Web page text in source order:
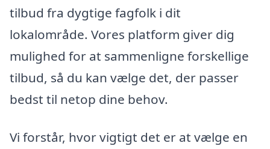
tilbud fra dygtige fagfolk i dit
lokalområde. Vores platform giver dig
mulighed for at sammenligne forskellige
tilbud, så du kan vælge det, der passer
bedst til netop dine behov.
Vi forstår, hvor vigtigt det er at vælge en